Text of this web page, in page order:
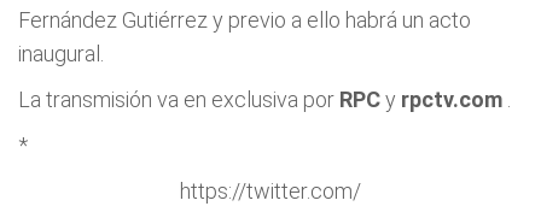
Fernández Gutiérrez y previo a ello habrá un acto
inaugural.
La transmisión va en exclusiva por RPCy rpctv.com
*
https://twitter.com/